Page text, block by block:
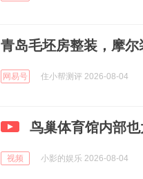
青岛毛坯房整装，摩尔
网易号 住小帮测评 2026-08-04
鸟巢体育馆内部
视频 小影的娱乐 2026-08-04